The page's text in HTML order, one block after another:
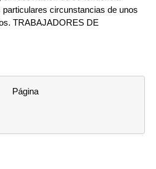
circunstancias de unos
TRABAJADORES DE
Página